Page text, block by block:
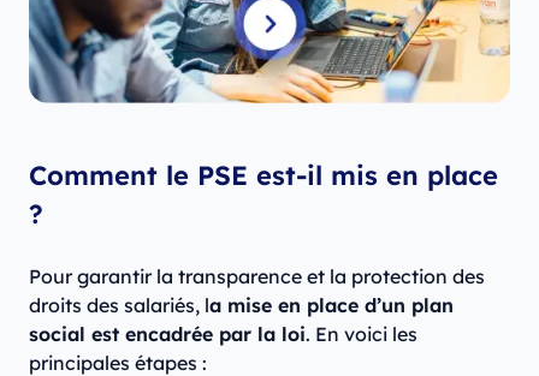
Comment le PSE est-il mis en place
?
Pour garantir la transparence et la protection des
droits des salariés, la mise en place d’un plan
social est encadrée par la loi. En voici les
principales étapes :